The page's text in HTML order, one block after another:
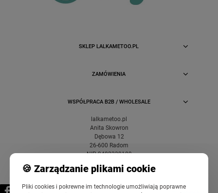
SKLEP LALKAMETOO.PL
ZAMÓWIENIA
WSPÓŁPRACA B2B / WHOLESALE
lalkametoo.pl
Anita Skowron
Dębowa 12
26-600 Radom
NIP 9482339189
🍪 Zarządzanie plikami cookie
Pliki cookies i pokrewne im technologie umożliwiają poprawne